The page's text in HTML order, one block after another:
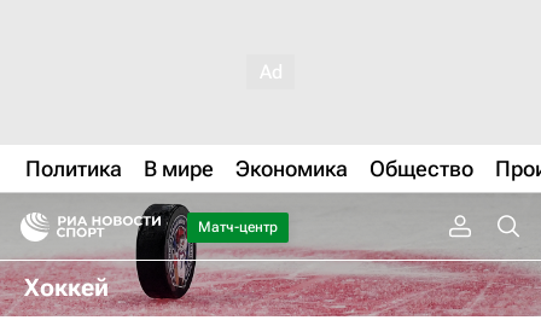
Политика В мире Экономика Общество
Матч-центр
Хоккей